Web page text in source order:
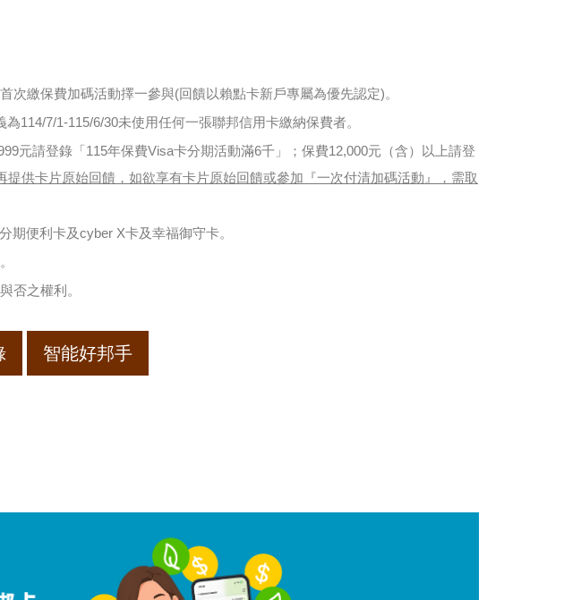
次繳保費加碼活動擇一參與(回饋以賴點卡新戶專屬為優先認定)。
114/7/1-115/6/30未使用任何一張聯邦信用卡繳納保費者。
元請登錄「115年保費Visa卡分期活動滿6千」；保費12,000元（含）以上請登
提供卡片原始回饋，如欲享有卡片原始回饋或參加『一次付清加碼活動』，需取
便利卡及cyber X卡及幸福御守卡。
否之權利。
智能好邦手